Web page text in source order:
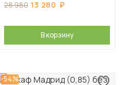
28 980 13 280
В корзину
-54%